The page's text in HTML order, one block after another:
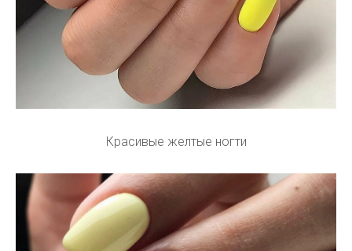
Красивые желтые ногти